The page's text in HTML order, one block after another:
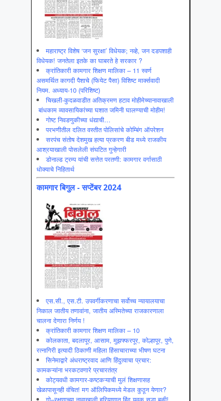
महाराष्ट्र विशेष ‘जन सुरक्षा’ विधेयक; नव्हे, जन दडपशाही
विधेयक! जनतेला इतके का घाबरते हे सरकार ?
क्रांतिकारी कामगार शिक्षण मालिका – 11 स्वर्ण
असमर्थित कागदी पैशाचे (फियेट पैसा) विशिष्ट मार्क्सवादी
नियम. अध्याय-10 (परिशिष्ट)
चिखली-कुदळवाडीत अतिक्रमण हटाव मोहीमेच्यानावाखाली
बांधकाम व्यावसायिकांच्या घशात जमिनी घालण्याची मोहीम!
गोष्ट निवडणुकीच्या धंद्याची…
परभणीतील दलित वस्तीत पोलिसांचे कोम्बिंग ऑपरेशन
सरपंच संतोष देशमुख हत्या प्रकरण बीड मध्ये राजकीय
आश्रयाखाली पोसलेली संघटित गुन्हेगारी
डोनाल्ड ट्रम्प यांची सत्तेत परतणी: कामगार वर्गासाठी
धोक्याचे निहितार्थ
कामगार बिगुल - सप्टेंबर 2024
एस.सी., एस.टी. उपवर्गीकरणाचा सर्वोच्च न्यायालयाचा
निकाल जातीय तणावांना, जातीय अस्मितेच्या राजकारणाला
चालना देणारा निर्णय !
क्रांतिकारी कामगार शिक्षण मालिका – 10
कोलकाता, बदलापूर, आसाम, मुझफ्फरपूर, कोल्हापूर, पुणे,
रत्नागिरी इत्यादी ठिकाणी महिला हिंसाचाराच्या भीषण घटना
सिनेमाद्वारे अंधराष्ट्रवाद आणि हिंदुत्वाचा प्रचार:
कामकऱ्यांना भरकटवणारे प्रचारतंत्र
कोट्यवधी कामगार-कष्टकऱ्याची मुलं शिक्षणासह
खेळापासूनही वंचित! मग ऑलिपिकमध्ये मेडल कुठून येणार?
गो–रक्षणाच्या नावाखाली हरियाणात हिंदू युवक सुद्धा बळी!